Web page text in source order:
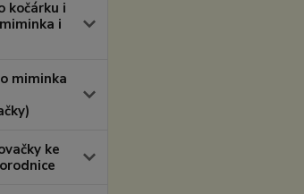
kočárku i
i
miminka
ke